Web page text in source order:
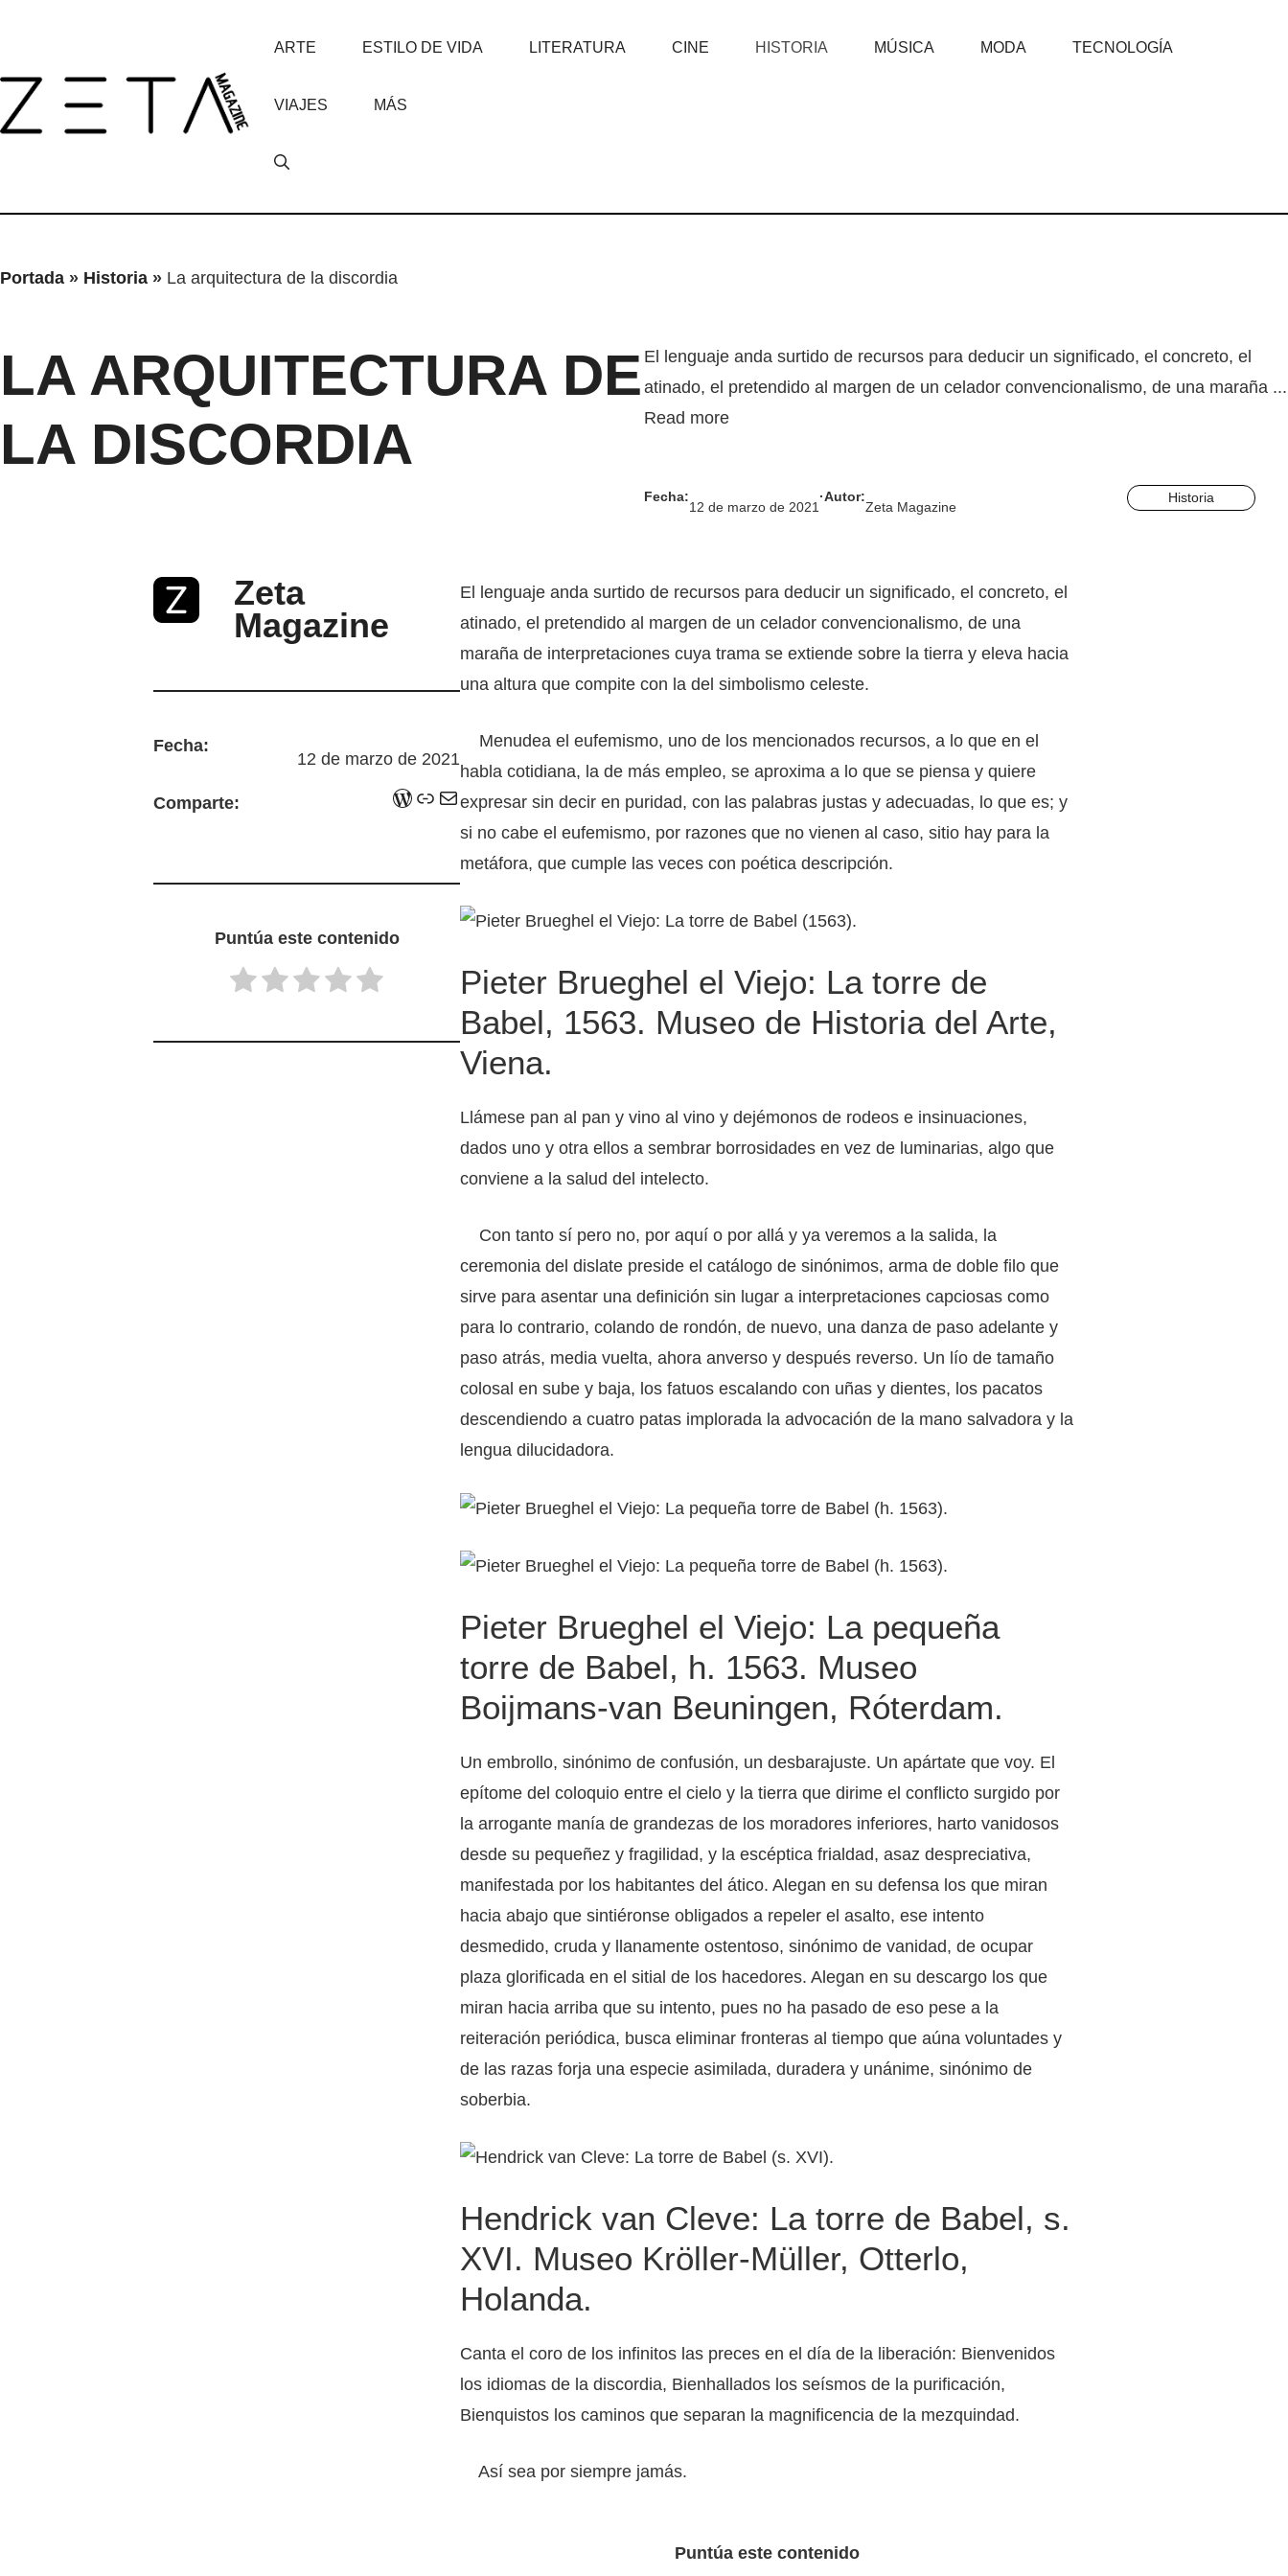
contenido
ARTE ESTILO DE VIDA LITERATURA CINE HISTORIA MÚSICA MODA TECNOLOGÍA
VIAJES MÁS
Portada » Historia » La arquitectura de la discordia
LA ARQUITECTURA DE
LA DISCORDIA
El lenguaje anda surtido de recursos para deducir un significado, el concreto, el
atinado, el pretendido al margen de un celador convencionalismo, de una maraña ...
Read more
Fecha:
12 de marzo de 2021
·Autor:
Zeta Magazine
Historia
Zeta
Magazine
Fecha:
12 de marzo de 2021
Comparte: WordPress Enlace Correo electrónico
Puntúa este contenido
El lenguaje anda surtido de recursos para deducir un significado, el concreto, el
atinado, el pretendido al margen de un celador convencionalismo, de una
maraña de interpretaciones cuya trama se extiende sobre la tierra y eleva hacia
una altura que compite con la del simbolismo celeste.
Menudea el eufemismo, uno de los mencionados recursos, a lo que en el
habla cotidiana, la de más empleo, se aproxima a lo que se piensa y quiere
expresar sin decir en puridad, con las palabras justas y adecuadas, lo que es; y
si no cabe el eufemismo, por razones que no vienen al caso, sitio hay para la
metáfora, que cumple las veces con poética descripción.
Pieter Brueghel el Viejo: La torre de
Babel, 1563. Museo de Historia del Arte,
Viena.
Llámese pan al pan y vino al vino y dejémonos de rodeos e insinuaciones,
dados uno y otra ellos a sembrar borrosidades en vez de luminarias, algo que
conviene a la salud del intelecto.
Con tanto sí pero no, por aquí o por allá y ya veremos a la salida, la
ceremonia del dislate preside el catálogo de sinónimos, arma de doble filo que
sirve para asentar una definición sin lugar a interpretaciones capciosas como
para lo contrario, colando de rondón, de nuevo, una danza de paso adelante y
paso atrás, media vuelta, ahora anverso y después reverso. Un lío de tamaño
colosal en sube y baja, los fatuos escalando con uñas y dientes, los pacatos
descendiendo a cuatro patas implorada la advocación de la mano salvadora y la
lengua dilucidadora.
Pieter Brueghel el Viejo: La pequeña
torre de Babel, h. 1563. Museo
Boijmans-van Beuningen, Róterdam.
Un embrollo, sinónimo de confusión, un desbarajuste. Un apártate que voy. El
epítome del coloquio entre el cielo y la tierra que dirime el conflicto surgido por
la arrogante manía de grandezas de los moradores inferiores, harto vanidosos
desde su pequeñez y fragilidad, y la escéptica frialdad, asaz despreciativa,
manifestada por los habitantes del ático. Alegan en su defensa los que miran
hacia abajo que sintiéronse obligados a repeler el asalto, ese intento
desmedido, cruda y llanamente ostentoso, sinónimo de vanidad, de ocupar
plaza glorificada en el sitial de los hacedores. Alegan en su descargo los que
miran hacia arriba que su intento, pues no ha pasado de eso pese a la
reiteración periódica, busca eliminar fronteras al tiempo que aúna voluntades y
de las razas forja una especie asimilada, duradera y unánime, sinónimo de
soberbia.
Hendrick van Cleve: La torre de Babel, s.
XVI. Museo Kröller-Müller, Otterlo,
Holanda.
Canta el coro de los infinitos las preces en el día de la liberación: Bienvenidos
los idiomas de la discordia, Bienhallados los seísmos de la purificación,
Bienquistos los caminos que separan la magnificencia de la mezquindad.
Así sea por siempre jamás.
Puntúa este contenido